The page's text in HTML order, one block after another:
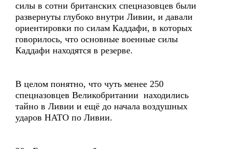
силы в сотни британских спецназовцев были
развернуты глубоко внутри Ливии, и давали
ориентировки по силам Каддафи, в которых
говорилось, что основные военные силы
Каддафи находятся в резерве.
В целом понятно, что чуть менее 250
спецназовцев Великобритании находились
тайно в Ливии и ещё до начала воздушных
ударов НАТО по Ливии.